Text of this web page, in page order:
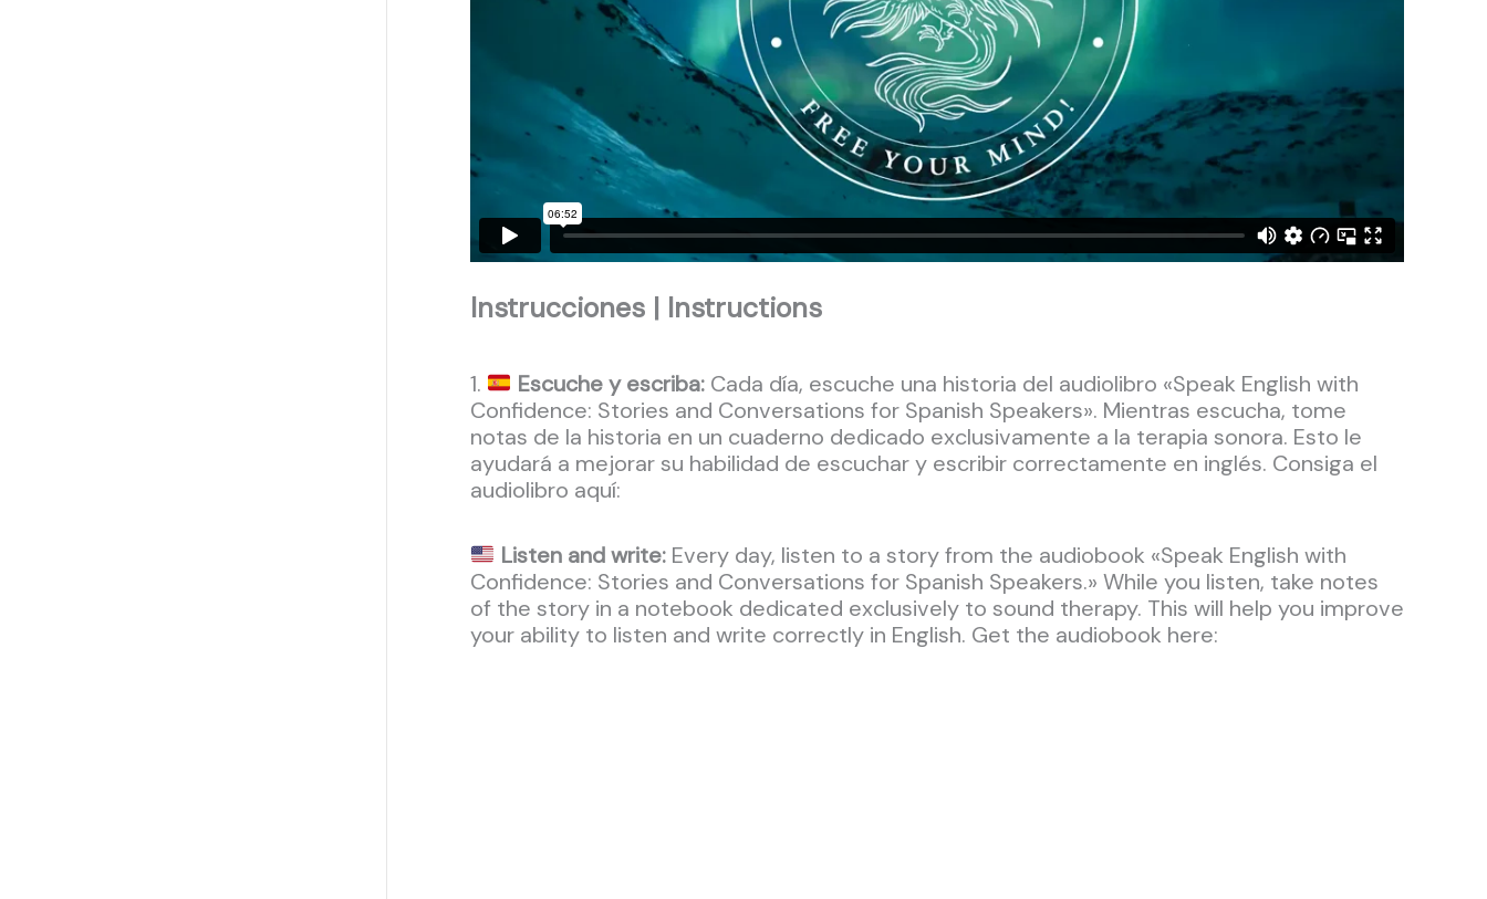
Instrucciones | Instructions
1. Escuche y escriba:Cada día, escuche una historia del audiolibro «Speak English with
Confidence: Stories and Conversations for Spanish Speakers». Mientras escucha, tome
notas de la historia en un cuaderno dedicado exclusivamente a la terapia sonora. Esto le
ayudará a mejorar su habilidad de escuchar y escribir correctamente en inglés. Consiga el
audiolibro aquí:
Listen and write:Every day, listen to a story from the audiobook «Speak English with
Confidence: Stories and Conversations for Spanish Speakers.» While you listen, take notes
of the story in a notebook dedicated exclusively to sound therapy. This will help you improve
your ability to listen and write correctly in English. Get the audiobook here: